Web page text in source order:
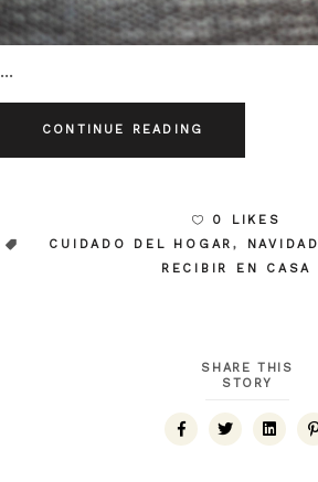
CONTINUE READING
0 LIKES
CUIDADO DEL HOGAR , NAVIDAD
RECIBIR EN CASA
SHARE THIS
STORY